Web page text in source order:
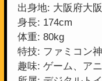
出身地: 大阪府大
身長: 174cm
体重: 80kg
特技: ファミコン
趣味: ゲーム、ア